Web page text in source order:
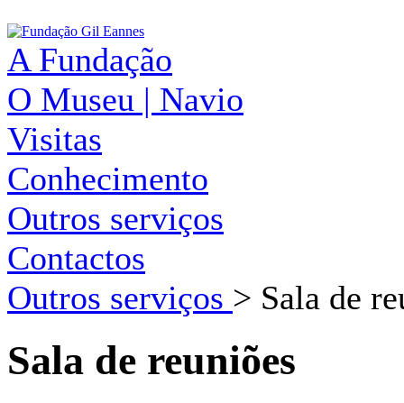
A Fundação
O Museu | Navio
Visitas
Conhecimento
Outros serviços
Contactos
Outros serviços > Sala de
Sala de reuniões